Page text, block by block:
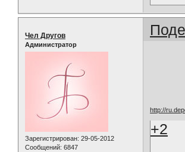
Чел Другов
Администратор
Зарегистрирован: 29-05-2012
Сообщений: 6847
http://
+2